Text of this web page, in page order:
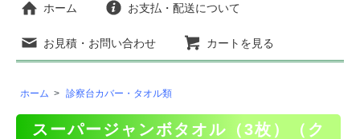
ホーム お支払・配送について
お見積・お問い合わせ カートを見る
ホーム > 診察台カバー・タオル類
スーパージャンボタオル（3枚）（ク